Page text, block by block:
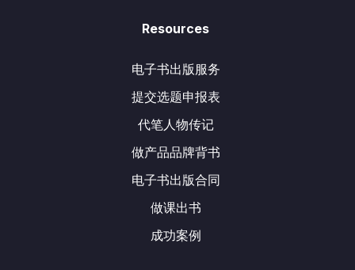
Resources
电子书出版服务
提交选题申报表
代笔人物传记
做产品品牌背书
电子书出版合同
做课出书
成功案例